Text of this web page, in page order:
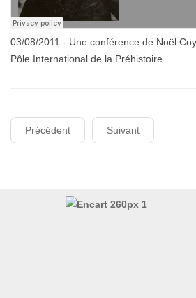
03/08/2011 - Une conférence de Noël
Pôle International de la Préhistoire.
Précédent Suivant